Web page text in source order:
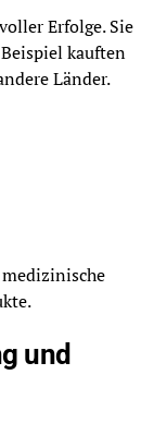
Erfolge. Sie
kauften
Länder.
und